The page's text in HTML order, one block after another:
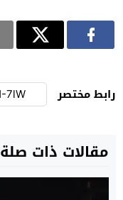
رابط مختصر
مقالات ذات صلة